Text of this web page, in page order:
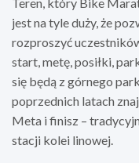
jest na tyle duży, że
rozproszyć
start, metę, posiłki,
się będą z górnego
poprzednich latach
Meta i finisz –
stacji kolei linowej.